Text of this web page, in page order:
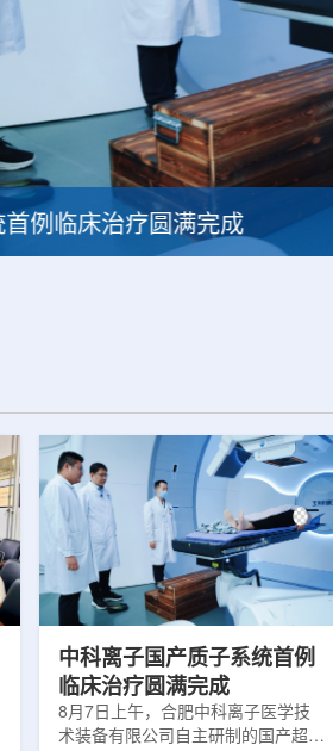
中科离子国产质子系统首例
临床治疗圆满完成
8月7日上午，合肥中科离子医学技
术装备有限公司自主研制的国产超导